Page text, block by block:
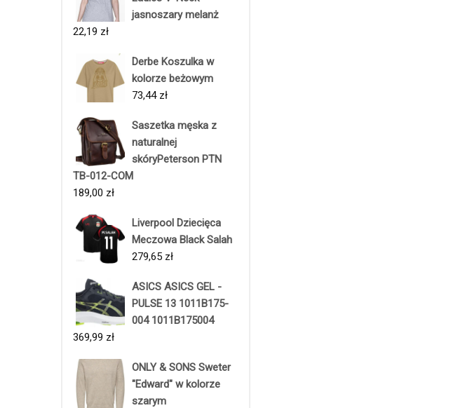
jasnoszary melanż
22,19 zł
Derbe Koszulka w
kolorze beżowym
73,44 zł
Saszetka męska z
naturalnej
skóryPeterson PTN
TB-012-COM
189,00 zł
Liverpool Dziecięca
Meczowa Black Salah
279,65 zł
ASICS ASICS GEL -
PULSE 13 1011B175-
004 1011B175004
369,99 zł
ONLY & SONS Sweter
"Edward" w kolorze
szarym